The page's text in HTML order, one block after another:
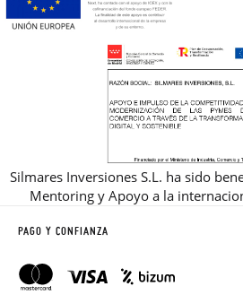
Silmares Inversiones S.L. ha sido
Mentoring y Apoyo a la
PAGO Y CONFIANZA